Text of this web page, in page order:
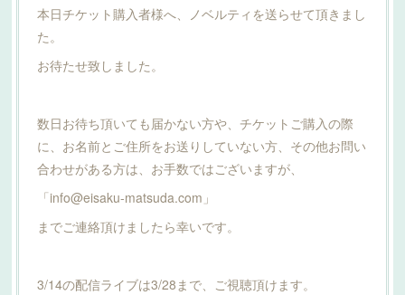
本日チケット購入者様へ、ノベルティを送らせて頂きまし
た。
お待たせ致しました。
数日お待ち頂いても届かない方や、チケットご購入の際
に、お名前とご住所をお送りしていない方、その他お問い
合わせがある方は、お手数ではございますが、
「info@eisaku-matsuda.com」
までご連絡頂けましたら幸いです。
3/14の配信ライブは3/28まで、ご視聴頂けます。